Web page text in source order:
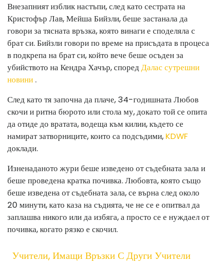
Внезапният изблик настъпи, след като сестрата на
Кристофър Лав, Мейша Бийзли, беше застанала да
говори за тясната връзка, която винаги е споделяла с
брат си. Бийзли говори по време на присъдата в процеса
в подкрепа на брат си, който вече беше осъден за
убийството на Кендра Хачър, споредДалас сутрешни
новини .
След като тя започна да плаче, 34-годишната Любов
скочи и ритна бюрото или стола му, докато той се опита
да отиде до вратата, водеща към килии, където се
намират затворниците, които са подсъдими, KDWF
доклади.
Изненаданото жури беше изведено от съдебната зала и
беше проведена кратка почивка. Любовта, която също
беше изведена от съдебната зала, се върна след около
20 минути, като каза на съдията, че не се е опитвал да
заплашва никого или да избяга, а просто се е нуждаел от
почивка, когато рязко е скочил.
Учители, Имащи Връзки С Други Учители